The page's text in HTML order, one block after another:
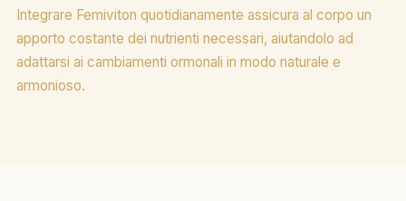
Integrare Femiviton quotidianamente assicura al corpo un
apporto costante dei nutrienti necessari, aiutandolo ad
adattarsi ai cambiamenti ormonali in modo naturale e
armonioso.